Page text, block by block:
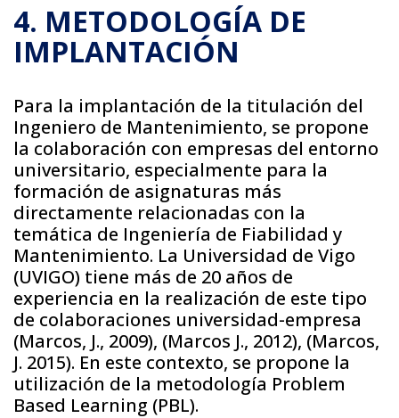
4. METODOLOGÍA DE
IMPLANTACIÓN
Para la implantación de la titulación del
Ingeniero de Mantenimiento, se propone
la colaboración con empresas del entorno
universitario, especialmente para la
formación de asignaturas más
directamente relacionadas con la
temática de Ingeniería de Fiabilidad y
Mantenimiento. La Universidad de Vigo
(UVIGO) tiene más de 20 años de
experiencia en la realización de este tipo
de colaboraciones universidad-empresa
(Marcos, J., 2009), (Marcos J., 2012), (Marcos,
J. 2015). En este contexto, se propone la
utilización de la metodología Problem
Based Learning (PBL).